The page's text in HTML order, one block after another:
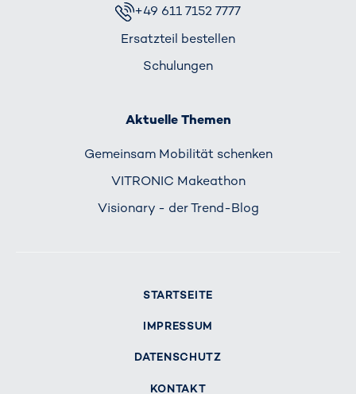
+49 611 7152 7777
Ersatzteil bestellen
Schulungen
Aktuelle Themen
Gemeinsam Mobilität schenken
VITRONIC Makeathon
Visionary - der Trend-Blog
STARTSEITE
IMPRESSUM
DATENSCHUTZ
KONTAKT